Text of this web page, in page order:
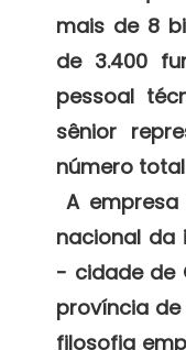
mais de 8
de 3.400
pessoal
sênior
número
A empresa está localizada na base
nacional da
- cidade de
província de
filosofia